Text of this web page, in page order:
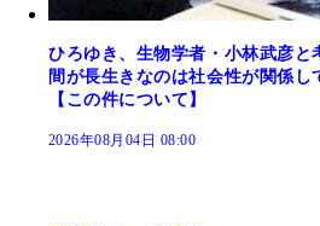
ひろゆき、生物学者・小林武彦
間が長生きなのは社会性が関係し
【この件について】
2026年08月04日 08:00